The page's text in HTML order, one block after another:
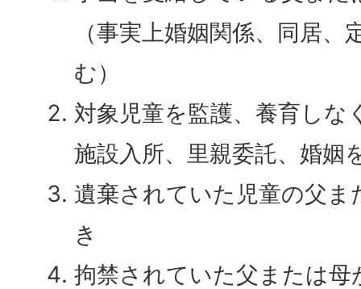
（事実上婚姻関係、同居
む）
対象児童を監護、養育しな
施設入所、里親委託、婚姻
遺棄されていた児童の父
き
拘禁されていた父または母